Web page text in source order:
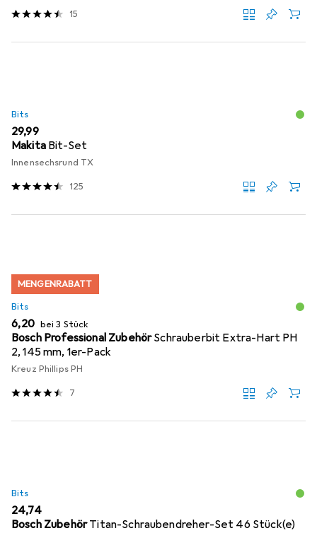
15
Bits
EUR
29,99
Makita Bit-Set
Innensechsrund TX
125
MENGENRABATT
Bits
EUR
6,20 bei 3 Stück
Bosch Professional ZubehörSchrauberbit Extra-Hart PH
2, 145 mm, 1er-Pack
Kreuz Phillips PH
7
Bits
EUR
24,74
Bosch ZubehörTitan-Schraubendreher-Set 46 Stück(e)